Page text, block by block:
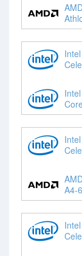
Intel
Intel
Intel
A4-
Intel